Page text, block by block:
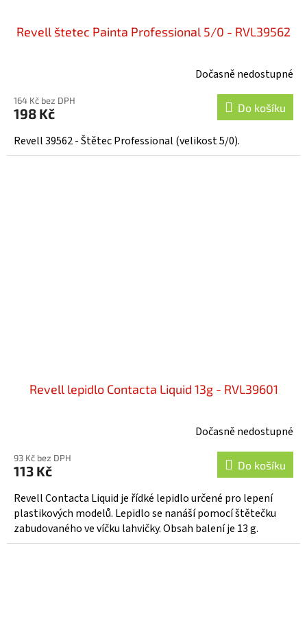
Revell štetec Painta Professional 5/0 - RVL39562
Dočasně nedostupné
164 Kč bez DPH
198 Kč Do košíku
Revell 39562 - Štětec Professional (velikost 5/0).
Revell lepidlo Contacta Liquid 13g - RVL39601
Dočasně nedostupné
93 Kč bez DPH
113 Kč Do košíku
Revell Contacta Liquid je řídké lepidlo určené pro lepení
plastikových modelů. Lepidlo se nanáší pomocí štětečku
zabudovaného ve víčku lahvičky. Obsah balení je 13 g.